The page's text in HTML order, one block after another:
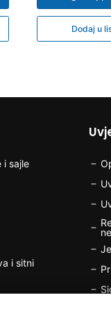
Dodaj u
i sajle
i sitni